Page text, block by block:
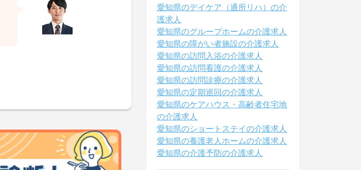
愛知県のデイケア（通所リハ）の介
護求人
愛知県のグループホームの介護求人
愛知県の障がい者施設の介護求人
愛知県の訪問入浴の介護求人
愛知県の訪問看護の介護求人
愛知県の訪問診療の介護求人
愛知県の定期巡回の介護求人
愛知県のケアハウス・高齢者住宅地
の介護求人
愛知県のショートステイの介護求人
愛知県の養護老人ホームの介護求人
愛知県の介護予防の介護求人